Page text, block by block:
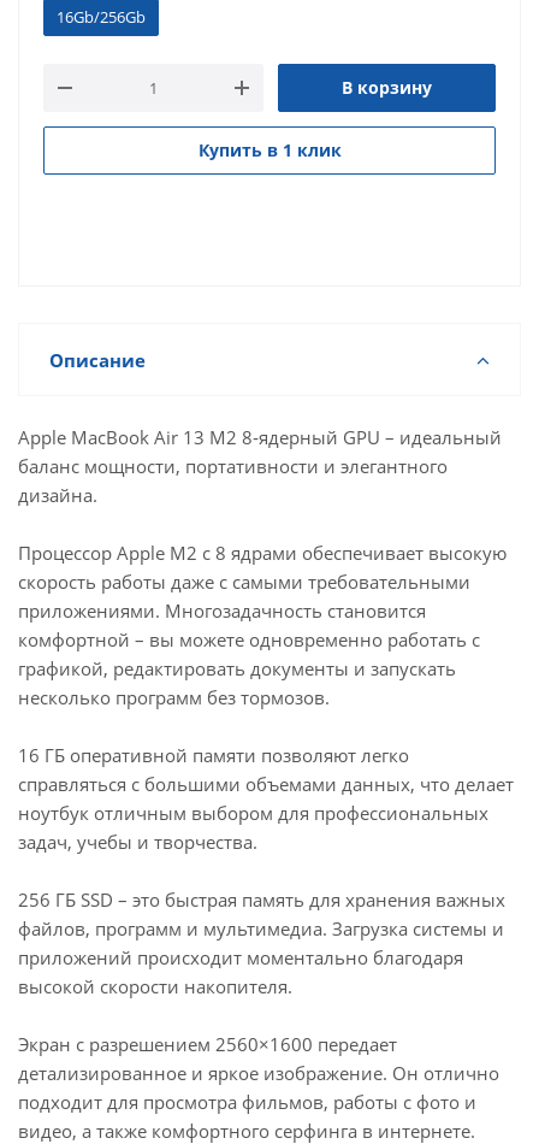
16Gb/256Gb
В корзину
Купить в 1 клик
Описание
Apple MacBook Air 13 M2 8‑ядерный GPU – идеальный
баланс мощности, портативности и элегантного
дизайна.
Процессор Apple M2 с 8 ядрами обеспечивает высокую
скорость работы даже с самыми требовательными
приложениями. Многозадачность становится
комфортной – вы можете одновременно работать с
графикой, редактировать документы и запускать
несколько программ без тормозов.
16 ГБ оперативной памяти позволяют легко
справляться с большими объемами данных, что делает
ноутбук отличным выбором для профессиональных
задач, учебы и творчества.
256 ГБ SSD – это быстрая память для хранения важных
файлов, программ и мультимедиа. Загрузка системы и
приложений происходит моментально благодаря
высокой скорости накопителя.
Экран с разрешением 2560×1600 передает
детализированное и яркое изображение. Он отлично
подходит для просмотра фильмов, работы с фото и
видео, а также комфортного серфинга в интернете.